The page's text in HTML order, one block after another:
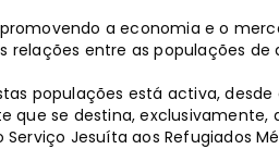
a economia e o
relações entre as populações
populações está activa,
que se destina,
Serviço Jesuíta aos Refugiados